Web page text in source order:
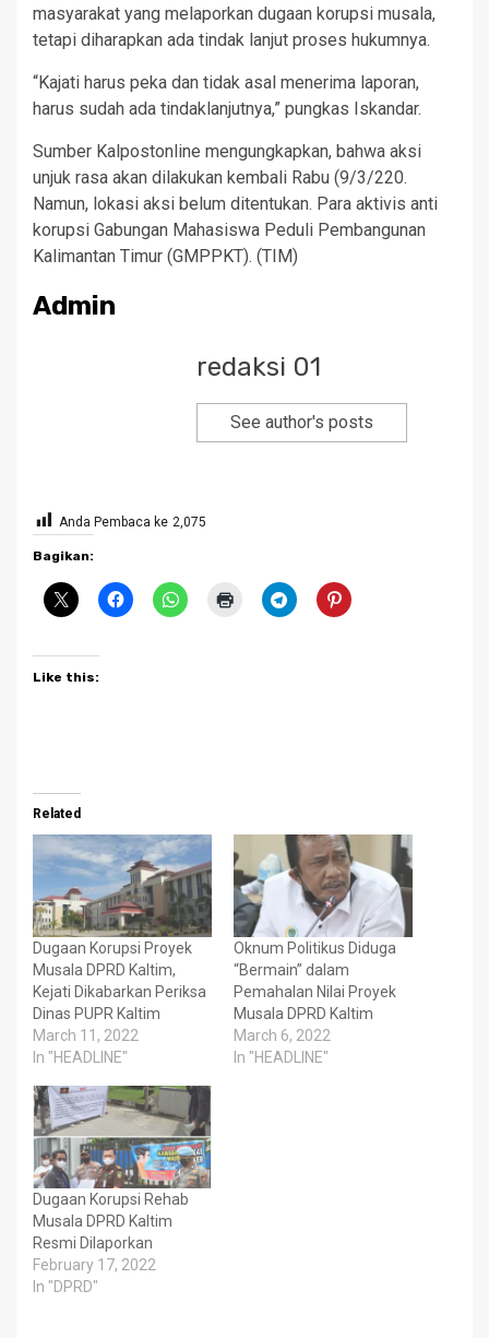
masyarakat yang melaporkan dugaan korupsi musala,
tetapi diharapkan ada tindak lanjut proses hukumnya.
“Kajati harus peka dan tidak asal menerima laporan,
harus sudah ada tindaklanjutnya,” pungkas Iskandar.
Sumber Kalpostonline mengungkapkan, bahwa aksi
unjuk rasa akan dilakukan kembali Rabu (9/3/220.
Namun, lokasi aksi belum ditentukan. Para aktivis anti
korupsi Gabungan Mahasiswa Peduli Pembangunan
Kalimantan Timur (GMPPKT). (TIM)
Admin
redaksi 01
See author's posts
Anda Pembaca ke 2,075
Bagikan:
Like this:
Related
Dugaan Korupsi Proyek
Musala DPRD Kaltim,
Kejati Dikabarkan Periksa
Dinas PUPR Kaltim
March 11, 2022
In "HEADLINE"
Oknum Politikus Diduga
“Bermain” dalam
Pemahalan Nilai Proyek
Musala DPRD Kaltim
March 6, 2022
In "HEADLINE"
Dugaan Korupsi Rehab
Musala DPRD Kaltim
Resmi Dilaporkan
February 17, 2022
In "DPRD"